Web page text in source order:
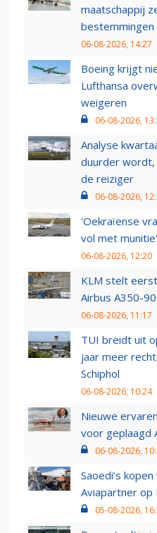
maatschappij
bestemmingen
06-08-2026, 14:27
Boeing krijgt
Lufthansa
weigeren
06-08-2026,
Analyse
duurder
de reiziger
06-08-2026,
'Oekraïense
vol met munitie'
06-08-2026, 12:20
KLM stelt
Airbus A350-
06-08-2026, 11:17
TUI breidt uit
jaar meer
Schiphol
06-08-2026, 10:24
Nieuwe
voor geplaagd
06-08-2026,
Saoedi’s
Aviapartner op
05-08-2026,